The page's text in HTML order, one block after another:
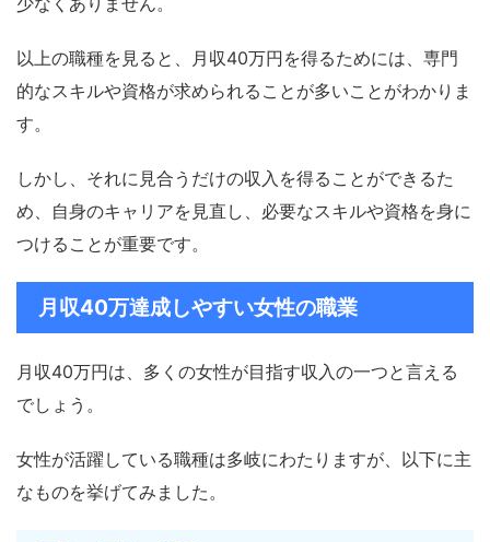
以上の職種を見ると、月収40万円を得るためには、専門
的なスキルや資格が求められることが多いことがわかりま
す。
しかし、それに見合うだけの収入を得ることができるた
め、自身のキャリアを見直し、必要なスキルや資格を身に
つけることが重要です。
月収40万達成しやすい女性の職業
月収40万円は、多くの女性が目指す収入の一つと言える
でしょう。
女性が活躍している職種は多岐にわたりますが、以下に主
なものを挙げてみました。